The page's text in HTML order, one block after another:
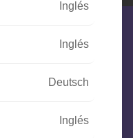
Inglés
Inglés
Deutsch
Inglés